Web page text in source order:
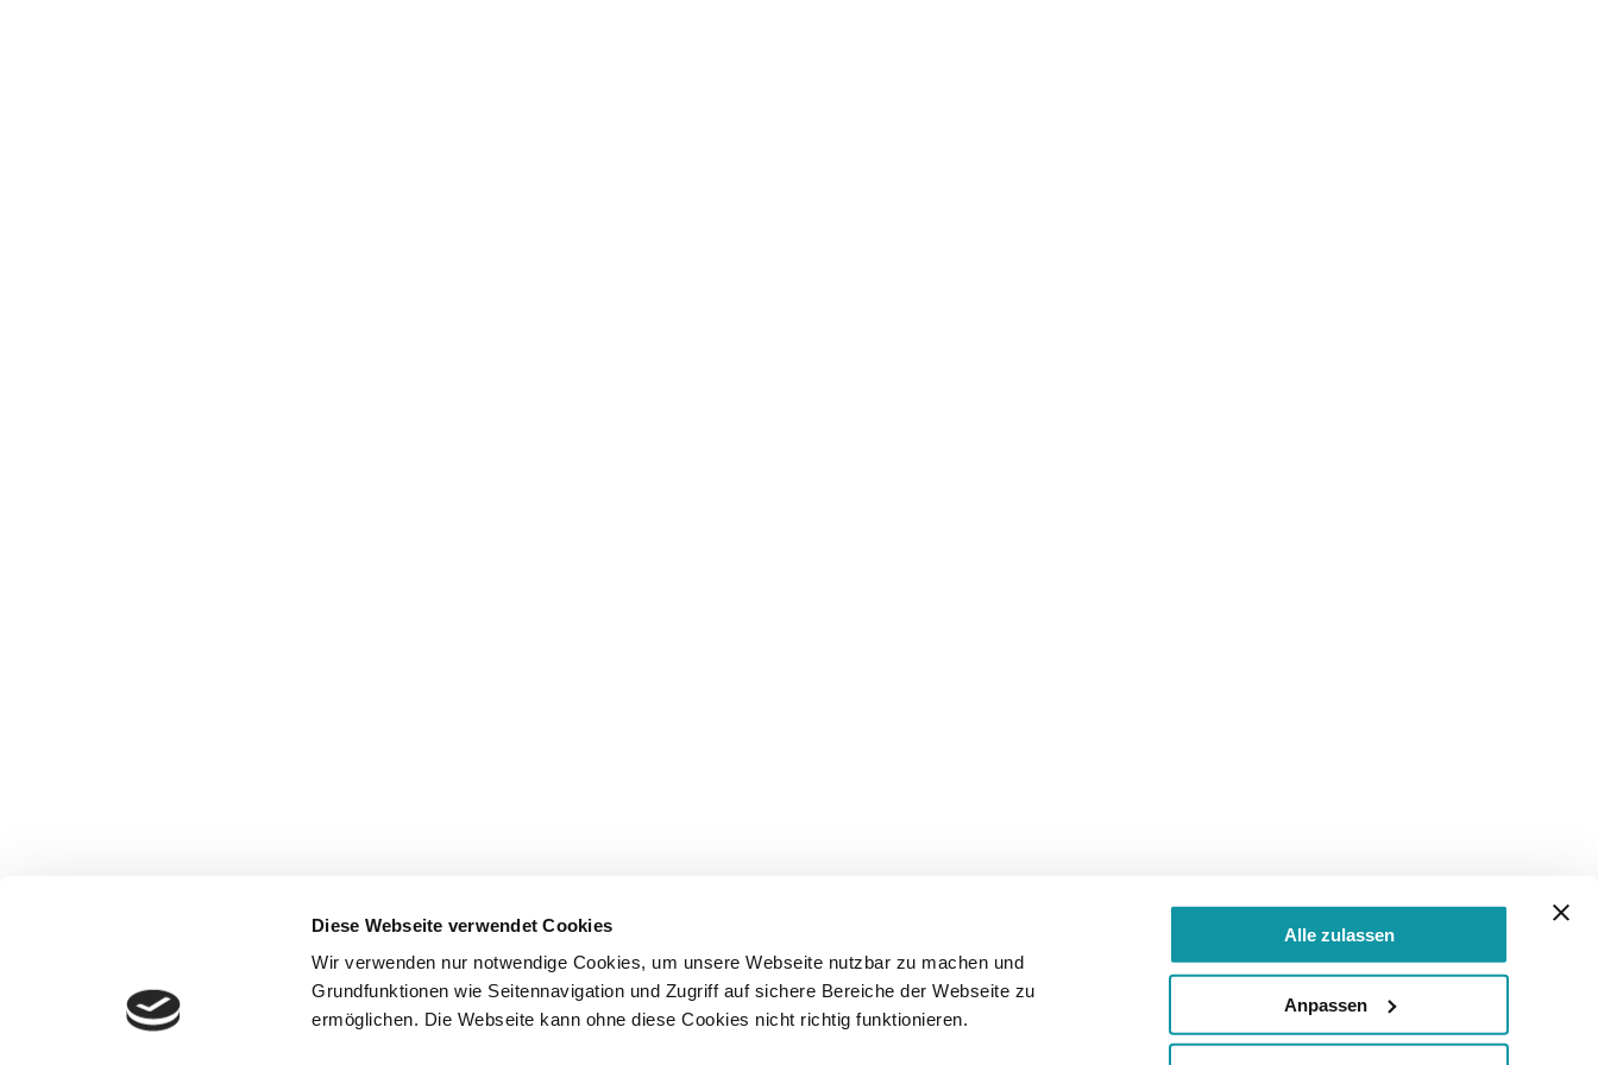
Diese Webseite verwendet Cookies
Wir verwenden nur notwendige Cookies, um unsere Webseite nutzbar zu machen und
Grundfunktionen wie Seitennavigation und Zugriff auf sichere Bereiche der Webseite zu
ermöglichen. Die Webseite kann ohne diese Cookies nicht richtig funktionieren.
Alle zulassen
Anpassen